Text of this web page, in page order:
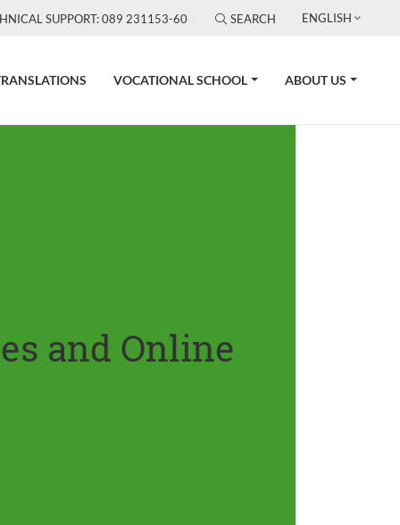
SUPPORT: 089 231153-60 SEARCH ENGLISH
VOCATIONAL SCHOOL ABOUT US
and Online